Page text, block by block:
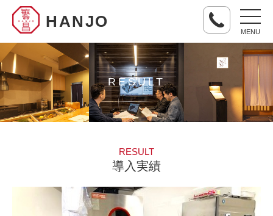
HANJO
MENU
RESULT
RESULT
導入実績